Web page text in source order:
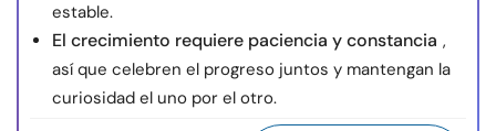
estable.
El crecimiento requiere paciencia y constancia ,
así que celebren el progreso juntos y mantengan la
curiosidad el uno por el otro.